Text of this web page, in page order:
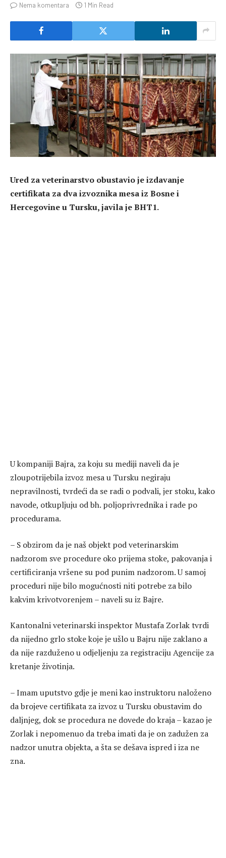
Nema komentara
1 Min Read
Ured za veterinarstvo obustavio je izdavanje
certifikata za dva izvoznika mesa iz Bosne i
Hercegovine u Tursku, javila je BHT1.
U kompaniji Bajra, za koju su mediji naveli da je
zloupotrijebila izvoz mesa u Tursku negiraju
nepravilnosti, tvrdeći da se radi o podvali, jer stoku, kako
navode, otkupljuju od bh. poljoprivrednika i rade po
procedurama.
– S obzirom da je naš objekt pod veterinarskim
nadzorom sve procedure oko prijema stoke, pakovanja i
certificiranja vršene su pod punim nadzorom. U samoj
proceduri nije bilo mogućnosti niti potrebe za bilo
kakvim krivotvorenjem – naveli su iz Bajre.
Kantonalni veterinarski inspektor Mustafa Zorlak tvrdi
da nijedno grlo stoke koje je ušlo u Bajru nije zaklano a
da nije razduženo u odjeljenju za registraciju Agencije za
kretanje životinja.
– Imam uputstvo gdje je meni kao instruktoru naloženo
da brojeve certifikata za izvoz u Tursku obustavim do
daljnjeg, dok se procedura ne dovede do kraja – kazao je
Zorlak i nepomenuo da treba imati da je on zadužen za
nadzor unutra objekta, a šta se dešava ispred i iza ne
zna.